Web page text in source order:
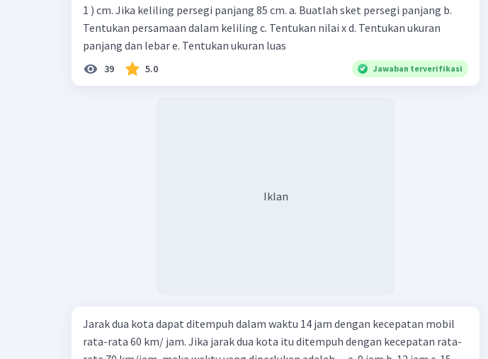
1 ) cm. Jika keliling persegi panjang 85 cm. a. Buatlah sket persegi panjang b.
Tentukan persamaan dalam keliling c. Tentukan nilai x d. Tentukan ukuran
panjang dan lebar e. Tentukan ukuran luas
39 5.0 Jawaban terverifikasi
Iklan
Jarak dua kota dapat ditempuh dalam waktu 14 jam dengan kecepatan mobil
rata-rata 60 km/ jam. Jika jarak dua kota itu ditempuh dengan kecepatan rata-